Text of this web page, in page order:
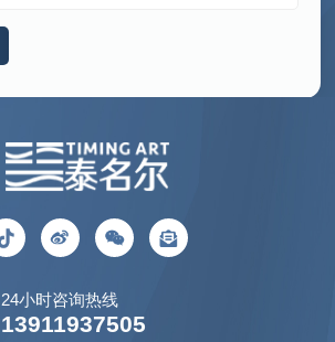
24小时咨询热线
13911937505